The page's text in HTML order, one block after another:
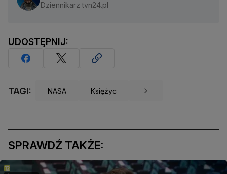
Dziennikarz tvn24.pl
UDOSTĘPNIJ:
TAGI: NASA Księżyc
SPRAWDŹ TAKŻE: